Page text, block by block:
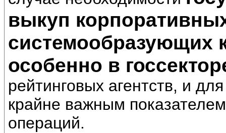
выкуп
системообразующих
особенно в
рейтинговых агентств, и
крайне важным
операций.